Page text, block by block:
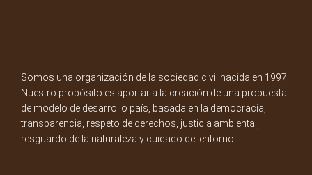
Somos una organización de la sociedad civil nacida en 1997.
Nuestro propósito es aportar a la creación de una propuesta
de modelo de desarrollo país, basada en la democracia,
transparencia, respeto de derechos, justicia ambiental,
resguardo de la naturaleza y cuidado del entorno.